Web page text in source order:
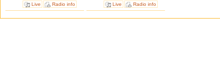
Live
Radio info
Live
Radio info